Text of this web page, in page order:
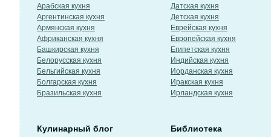
Арабская кухня
Аргентинская кухня
Армянская кухня
Африканская кухня
Башкирская кухня
Белорусская кухня
Бельгийская кухня
Болгарская кухня
Бразильская кухня
Датская кухня
Детская кухня
Еврейская кухня
Европейская кухня
Египетская кухня
Индийская кухня
Иорданская кухня
Иракская кухня
Ирландская кухня
Кулинарный блог Библиотека